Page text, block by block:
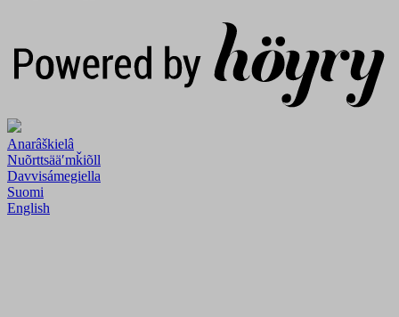
Anarâškielâ
Nuõrttsääʹmǩiõll
Davvisámegiella
Suomi
English